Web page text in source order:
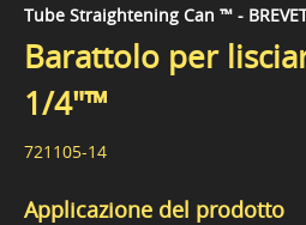
Tube Straightening Can ™ -
Barattolo per
1/4"™
721105-14
Applicazione del prodotto